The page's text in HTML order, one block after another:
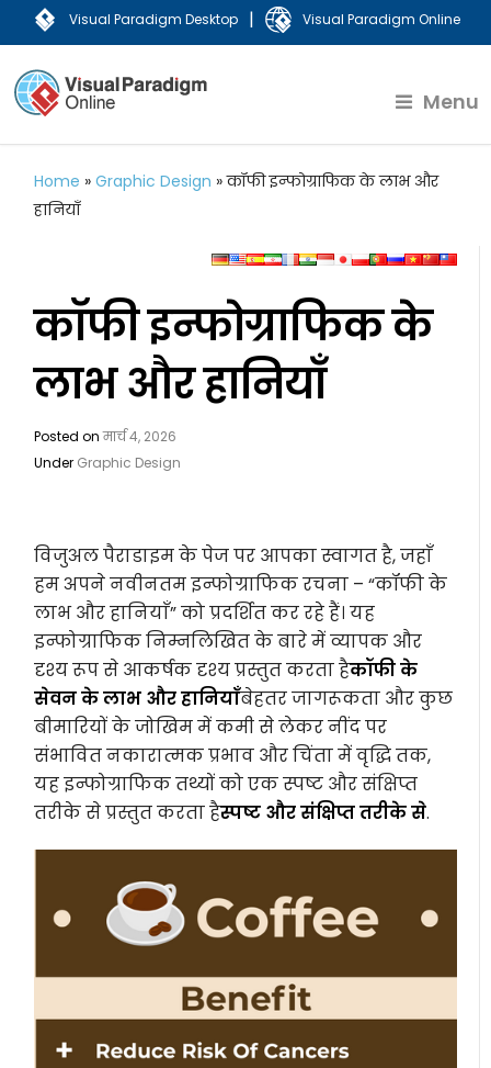
Visual Paradigm Desktop | Visual Paradigm Online
Menu
Home »Graphic Design »कॉफी इन्फोग्राफिक के लाभ और
हानियाँ
कॉफी इन्फोग्राफिक के
लाभ और हानियाँ
Posted onमार्च 4, 2026
Under Graphic Design
विजुअल पैराडाइम के पेज पर आपका स्वागत है, जहाँ
हम अपने नवीनतम इन्फोग्राफिक रचना – “कॉफी के
लाभ और हानियाँ” को प्रदर्शित कर रहे हैं। यह
इन्फोग्राफिक निम्नलिखित के बारे में व्यापक और
दृश्य रूप से आकर्षक दृश्य प्रस्तुत करता हैकॉफी के
सेवन के लाभ और हानियाँबेहतर जागरूकता और कुछ
बीमारियों के जोखिम में कमी से लेकर नींद पर
संभावित नकारात्मक प्रभाव और चिंता में वृद्धि तक,
यह इन्फोग्राफिक तथ्यों को एक स्पष्ट और संक्षिप्त
तरीके से प्रस्तुत करता हैस्पष्ट और संक्षिप्त तरीके से.